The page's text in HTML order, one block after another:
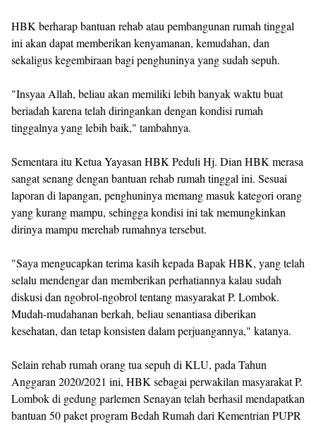
HBK berharap bantuan rehab atau pembangunan rumah tinggal
ini akan dapat memberikan kenyamanan, kemudahan, dan
sekaligus kegembiraan bagi penghuninya yang sudah sepuh.
"Insyaa Allah, beliau akan memiliki lebih banyak waktu buat
beriadah karena telah diringankan dengan kondisi rumah
tinggalnya yang lebih baik," tambahnya.
Sementara itu Ketua Yayasan HBK Peduli Hj. Dian HBK merasa
sangat senang dengan bantuan rehab rumah tinggal ini. Sesuai
laporan di lapangan, penghuninya memang masuk kategori orang
yang kurang mampu, sehingga kondisi ini tak memungkinkan
dirinya mampu merehab rumahnya tersebut.
"Saya mengucapkan terima kasih kepada Bapak HBK, yang telah
selalu mendengar dan memberikan perhatiannya kalau sudah
diskusi dan ngobrol-ngobrol tentang masyarakat P. Lombok.
Mudah-mudahanan berkah, beliau senantiasa diberikan
kesehatan, dan tetap konsisten dalam perjuangannya," katanya.
Selain rehab rumah orang tua sepuh di KLU, pada Tahun
Anggaran 2020/2021 ini, HBK sebagai perwakilan masyarakat P.
Lombok di gedung parlemen Senayan telah berhasil mendapatkan
bantuan 50 paket program Bedah Rumah dari Kementrian PUPR